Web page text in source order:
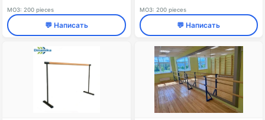
МОЗ: 200 pieces
💬 Написать
МОЗ: 200 pieces
💬 Написать